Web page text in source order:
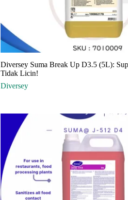
Diversey Suma Break Up D3.5 (5L):
Tidak Licin!
Diversey